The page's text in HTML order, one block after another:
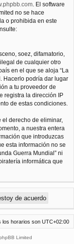
. El software
no se hace
o prohibida en este
soez, difamatorio,
de cualquier otro
en el que se aloja “La
Hacerlo podría dar lugar
a tu proveedor de
registra la dirección IP
de estas condiciones.
el derecho de eliminar,
a nuestra entera
que introduzcas
esta información no se
Guerra Mundial” ni
informática que
los horarios son UTC+02:00
Limited